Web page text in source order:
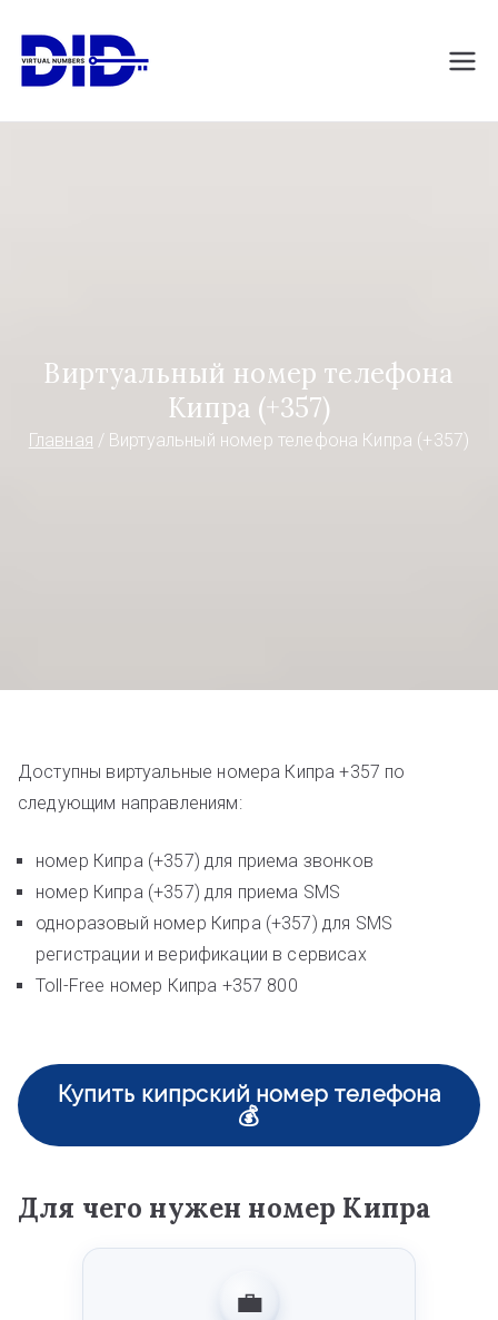
содержимому
DIDVirtualNumb
Виртуальный номер телефона
Кипра (+357)
Главная Виртуальный номер телефона Кипра (+357)
Доступны виртуальные номера Кипра +357 по
следующим направлениям:
номер Кипра (+357) для приема звонков
номер Кипра (+357) для приема SMS
одноразовый номер Кипра (+357) для SMS
регистрации и верификации в сервисах
Toll-Free номер Кипра +357 800
Купить кипрский номер телефона
💰
Для чего нужен номер Кипра
💼